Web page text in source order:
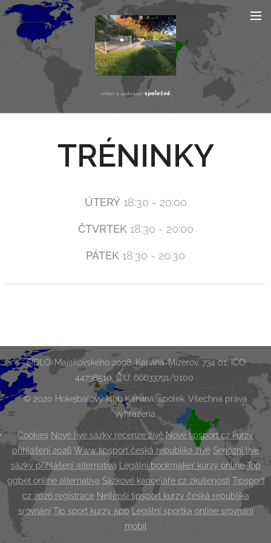
... vítězit a prohrávatspolečně...
TRÉNINKY
ÚTERÝ18:30 - 20:00
ČTVRTEK 18:30 - 20:00
PÁTEK 18:30 - 20:30
SÍDLO: Majakovského 2098, Karviná-Mizerov, 734 01, IČO:
44738510, Č.Ú: 66633791/0100
© 2020 Hokejbalový klub Karviná, spolek. Všechna práva
vyhrazena.
Cookies Nové live sázky recenze živě Nové tipsport cz kurzy
přihlášení 2026 Www tipsport česká republika živě Seriózní live
sázky přihlášení alternativa
Legální bookmaker kurzy online Top
ggbet online alternativa Sázkové kanceláře cz zkušenosti Tipsport
cz 2026 registrace Nejlepší tipsport kurzy česká republika
srovnání Tip sport kurzy app
Legální sportka online srovnání
mobil